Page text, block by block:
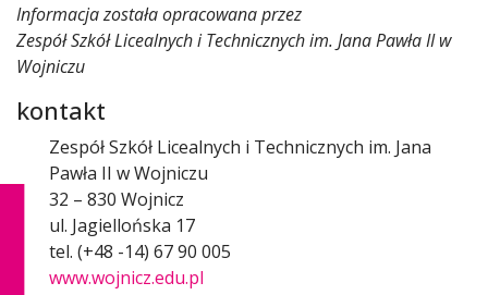
Informacja została opracowana przez
Zespół Szkół Licealnych i Technicznych im. Jana Pawła II w
Wojniczu
kontakt
Zespół Szkół Licealnych i Technicznych im. Jana
Pawła II w Wojniczu
32 – 830 Wojnicz
ul. Jagiellońska 17
tel. (+48 -14) 67 90 005
www.wojnicz.edu.pl